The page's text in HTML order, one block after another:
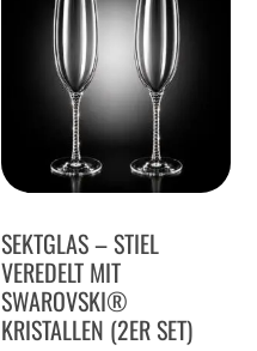
SEKTGLAS – STIEL
VEREDELT MIT
SWAROVSKI®
KRISTALLEN (2ER SET)